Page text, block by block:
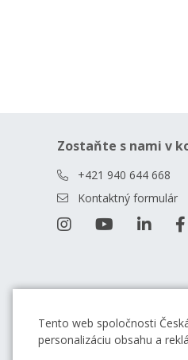
Zostaňte s nami v
+421 940 644 668
Kontaktný formulár
Tento web spoločnosti
personalizáciu obsahu a